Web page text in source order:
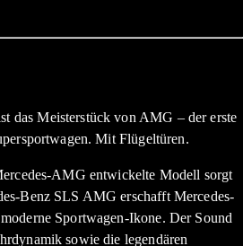
das Meisterstück von AMG – der erste
Mit Flügeltüren.
AMG entwickelte Modell sorgt
Benz SLS AMG erschafft Mercedes-
Sportwagen-Ikone. Der Sound
sowie die legendären